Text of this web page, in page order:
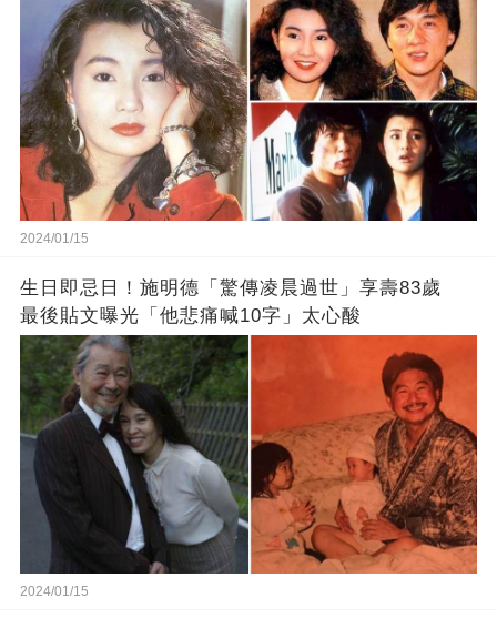
2024/01/15
生日即忌日！施明德「驚傳凌晨過世」享壽83歲
最後貼文曝光「他悲痛喊10字」太心酸
2024/01/15